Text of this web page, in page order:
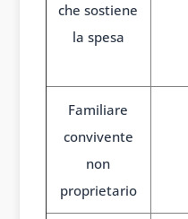
che sostiene
la spesa
Familiare
convivente
non
proprietario